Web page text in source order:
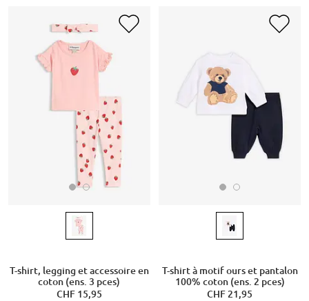
T-shirt, legging et accessoire en
coton (ens. 3 pces)
CHF 15,95
T-shirt à motif ours et pantalon
100% coton (ens. 2 pces)
CHF 21,95